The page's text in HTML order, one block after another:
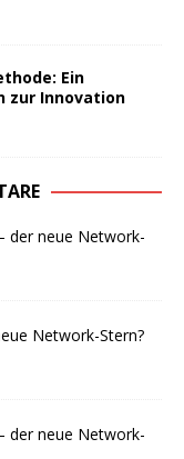
Ein
zur Innovation
der neue Network-
Network-Stern?
der neue Network-